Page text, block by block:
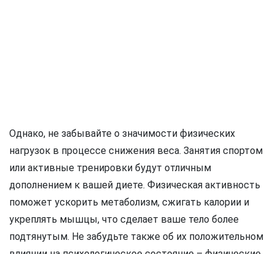
Однако, не забывайте о значимости физических
нагрузок в процессе снижения веса. Занятия спортом
или активные тренировки будут отличным
дополнением к вашей диете. Физическая активность
поможет ускорить метаболизм, сжигать калории и
укреплять мышцы, что сделает ваше тело более
подтянутым. Не забудьте также об их положительном